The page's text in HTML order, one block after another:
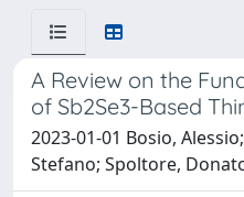
A Review on the
of Sb2Se3-Based
2023-01-01 Bosio,
Stefano; Spoltore,